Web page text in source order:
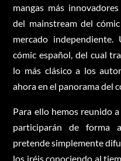
mangas más
del mainstream del
mercado
cómic español, del cual
lo más clásico a los
ahora en el panorama del
Para ello hemos reunido
participarán de forma
pretende simplemente
los iréis conociendo al